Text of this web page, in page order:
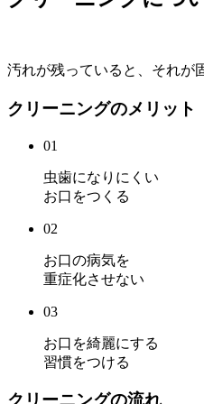
汚れが残っていると、それが
クリーニングのメリット
01
虫歯になりにくい
お口をつくる
02
お口の病気を
重症化させない
03
お口を綺麗にする
習慣をつける